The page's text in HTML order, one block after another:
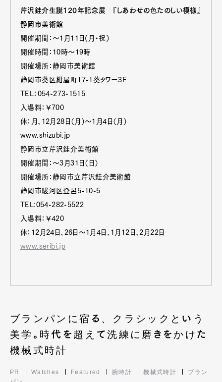
芹沢銈介生誕120年記念展 『しあわせの色たのしい模様』
静岡市美術館
開催期間：～1月11日(月・祝）
開催時間：10時～19時
開催場所：静岡市美術館
静岡市葵区紺屋町17-1葵タワー3F
TEL：054-273-1515
入場料：￥700
休：月、12月28日（月）～1月4日（月）
www.shizubi.jp
静岡市立芹沢銈介美術館
開催期間：～3月31日（日）
開催場所：静岡市立芹沢銈介美術館
静岡市駿河区登呂5-10-5
TEL:054-282-5522
入場料：￥420
休：12月24日、26日～1月4日、1月12日、2月22日
www.seribi.jp
ブランパンに宿る、クラシックという
美学。時代を超えて洗練に磨きをかけた
機械式時計
PR Watches Featured 腕時計 機械式時計
ブラン